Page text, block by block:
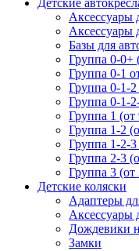
Детские
Аксессуары
Аксессуары
Базы для
Группа 0-0+
Группа 0-1
Группа 0-1-
Группа 0-1-
Группа 1 (от
Группа 1-2
Группа 1-2-
Группа 2-3
Группа 3 (от
Детские коляски
Адаптеры
Аксессуары
Дождевики
Замки